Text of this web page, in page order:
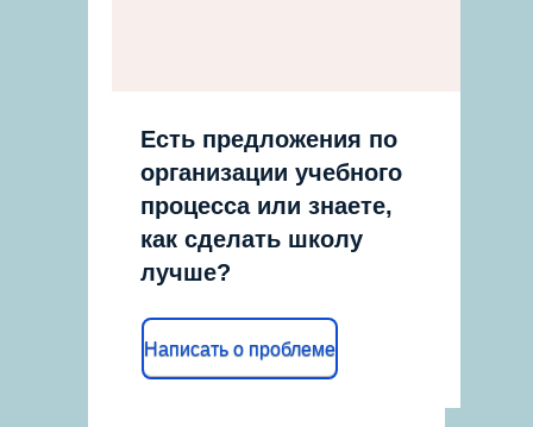
Есть предложения по
организации учебного
процесса или знаете,
как сделать школу
лучше?
Написать о проблеме